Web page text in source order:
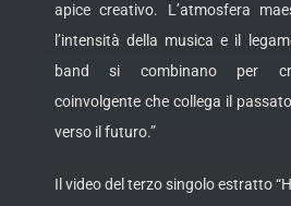
apice creativo. L’atmosfera
l’intensità della musica e il
band si combinano per
coinvolgente che collega il
verso il futuro.”
Il video del terzo singolo estratto